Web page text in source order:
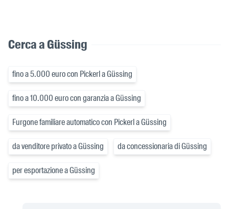
Cerca a Güssing
fino a 5.000 euro con Pickerl a Güssing
fino a 10.000 euro con garanzia a Güssing
Furgone familiare automatico con Pickerl a Güssing
da venditore privato a Güssing da concessionaria di Güssing
per esportazione a Güssing